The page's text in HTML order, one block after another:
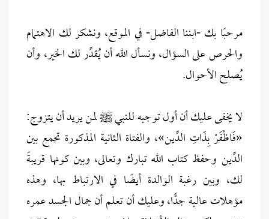
مرحبًا بك -ابننا الفاضل- في الموقع، ونشكر لك الاهتمام
والحرص على السؤال، ونسأل الله أن يُقدِّر لك الخير، وأن
يُصلح الأحوال.
لا يخفى عليك أن أول توجيه للنبي ﷺ لمن يريد أن يتزوج:
«فَاظْفَرْ بِذَاتِ الدِّين»، والفتاة الثانية المذكورة تجمع بين
الدِّين وحفظ كتاب الله تبارك وتعالى، وبين كونها قريبةً
لك، وبين رغبة الوالدة أيضًا في الارتباط بها، وهذه
مؤهلات عالية جدًّا، وعليك أن تعلم أن جمال الجسد عمره